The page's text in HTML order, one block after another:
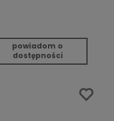
powiadom o
dostępności